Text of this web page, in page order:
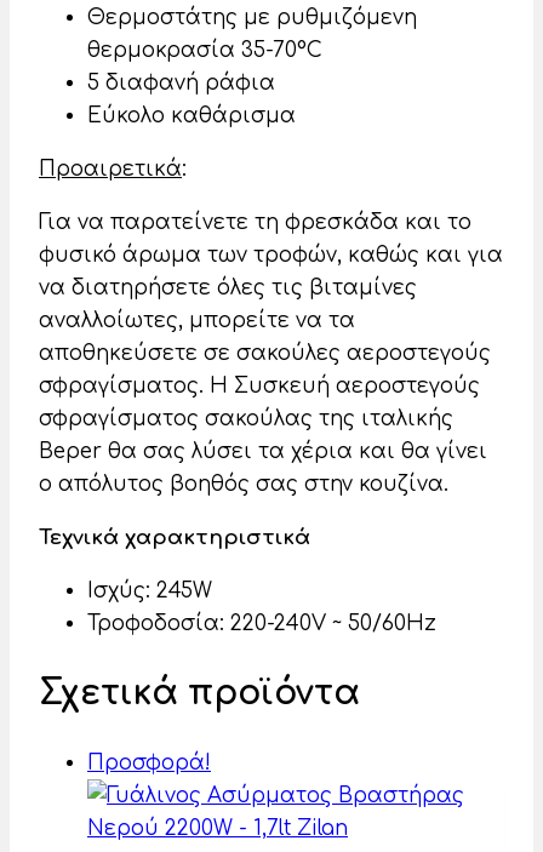
Θερμοστάτης με ρυθμιζόμενη
θερμοκρασία 35-70°C
5 διαφανή ράφια
Εύκολο καθάρισμα
Προαιρετικά:
Για να παρατείνετε τη φρεσκάδα και το
φυσικό άρωμα των τροφών, καθώς και για
να διατηρήσετε όλες τις βιταμίνες
αναλλοίωτες, μπορείτε να τα
αποθηκεύσετε σε σακούλες αεροστεγούς
σφραγίσματος. Η Συσκευή αεροστεγούς
σφραγίσματος σακούλας της ιταλικής
Beper θα σας λύσει τα χέρια και θα γίνει
ο απόλυτος βοηθός σας στην κουζίνα.
Τεχνικά χαρακτηριστικά
Ισχύς: 245W
Τροφοδοσία: 220-240V ~ 50/60Hz
Σχετικά προϊόντα
Προσφορά!